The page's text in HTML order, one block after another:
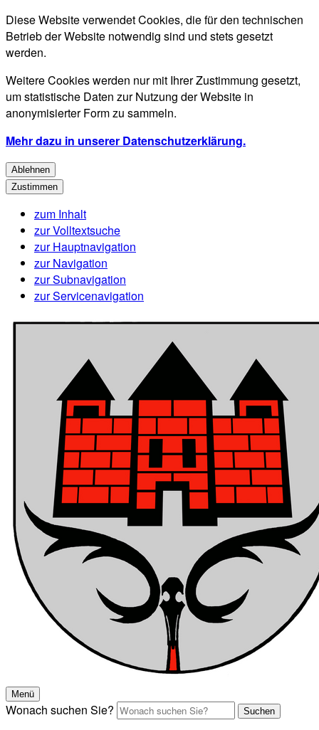
Diese Website verwendet Cookies, die für den technischen
Betrieb der Website notwendig sind und stets gesetzt
werden.
Weitere Cookies werden nur mit Ihrer Zustimmung gesetzt,
um statistische Daten zur Nutzung der Website in
anonymisierter Form zu sammeln.
Mehr dazu in unserer Datenschutzerklärung.
Ablehnen
Zustimmen
zum Inhalt
zur Volltextsuche
zur Hauptnavigation
zur Navigation
zur Subnavigation
zur Servicenavigation
Menü
Wonach suchen Sie? Suchen